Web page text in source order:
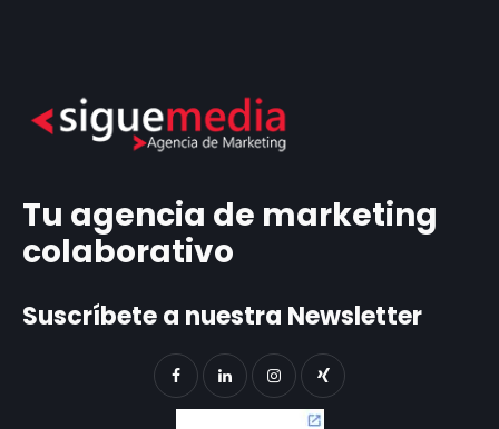
Tu agencia de marketing
colaborativo
Suscríbete a nuestra Newsletter